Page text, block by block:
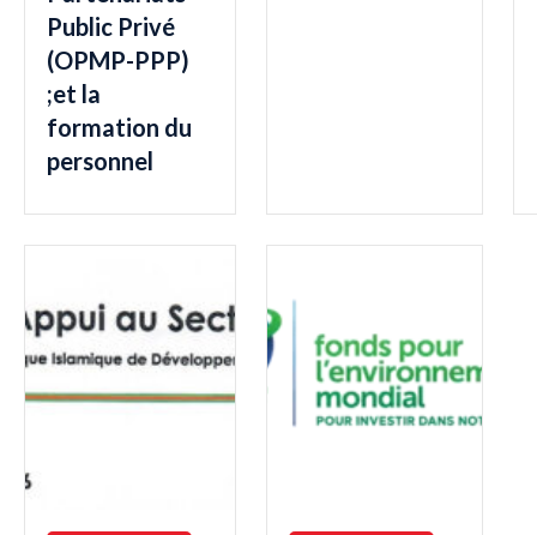
Public Privé
(OPMP-PPP)
;et la
formation du
personnel